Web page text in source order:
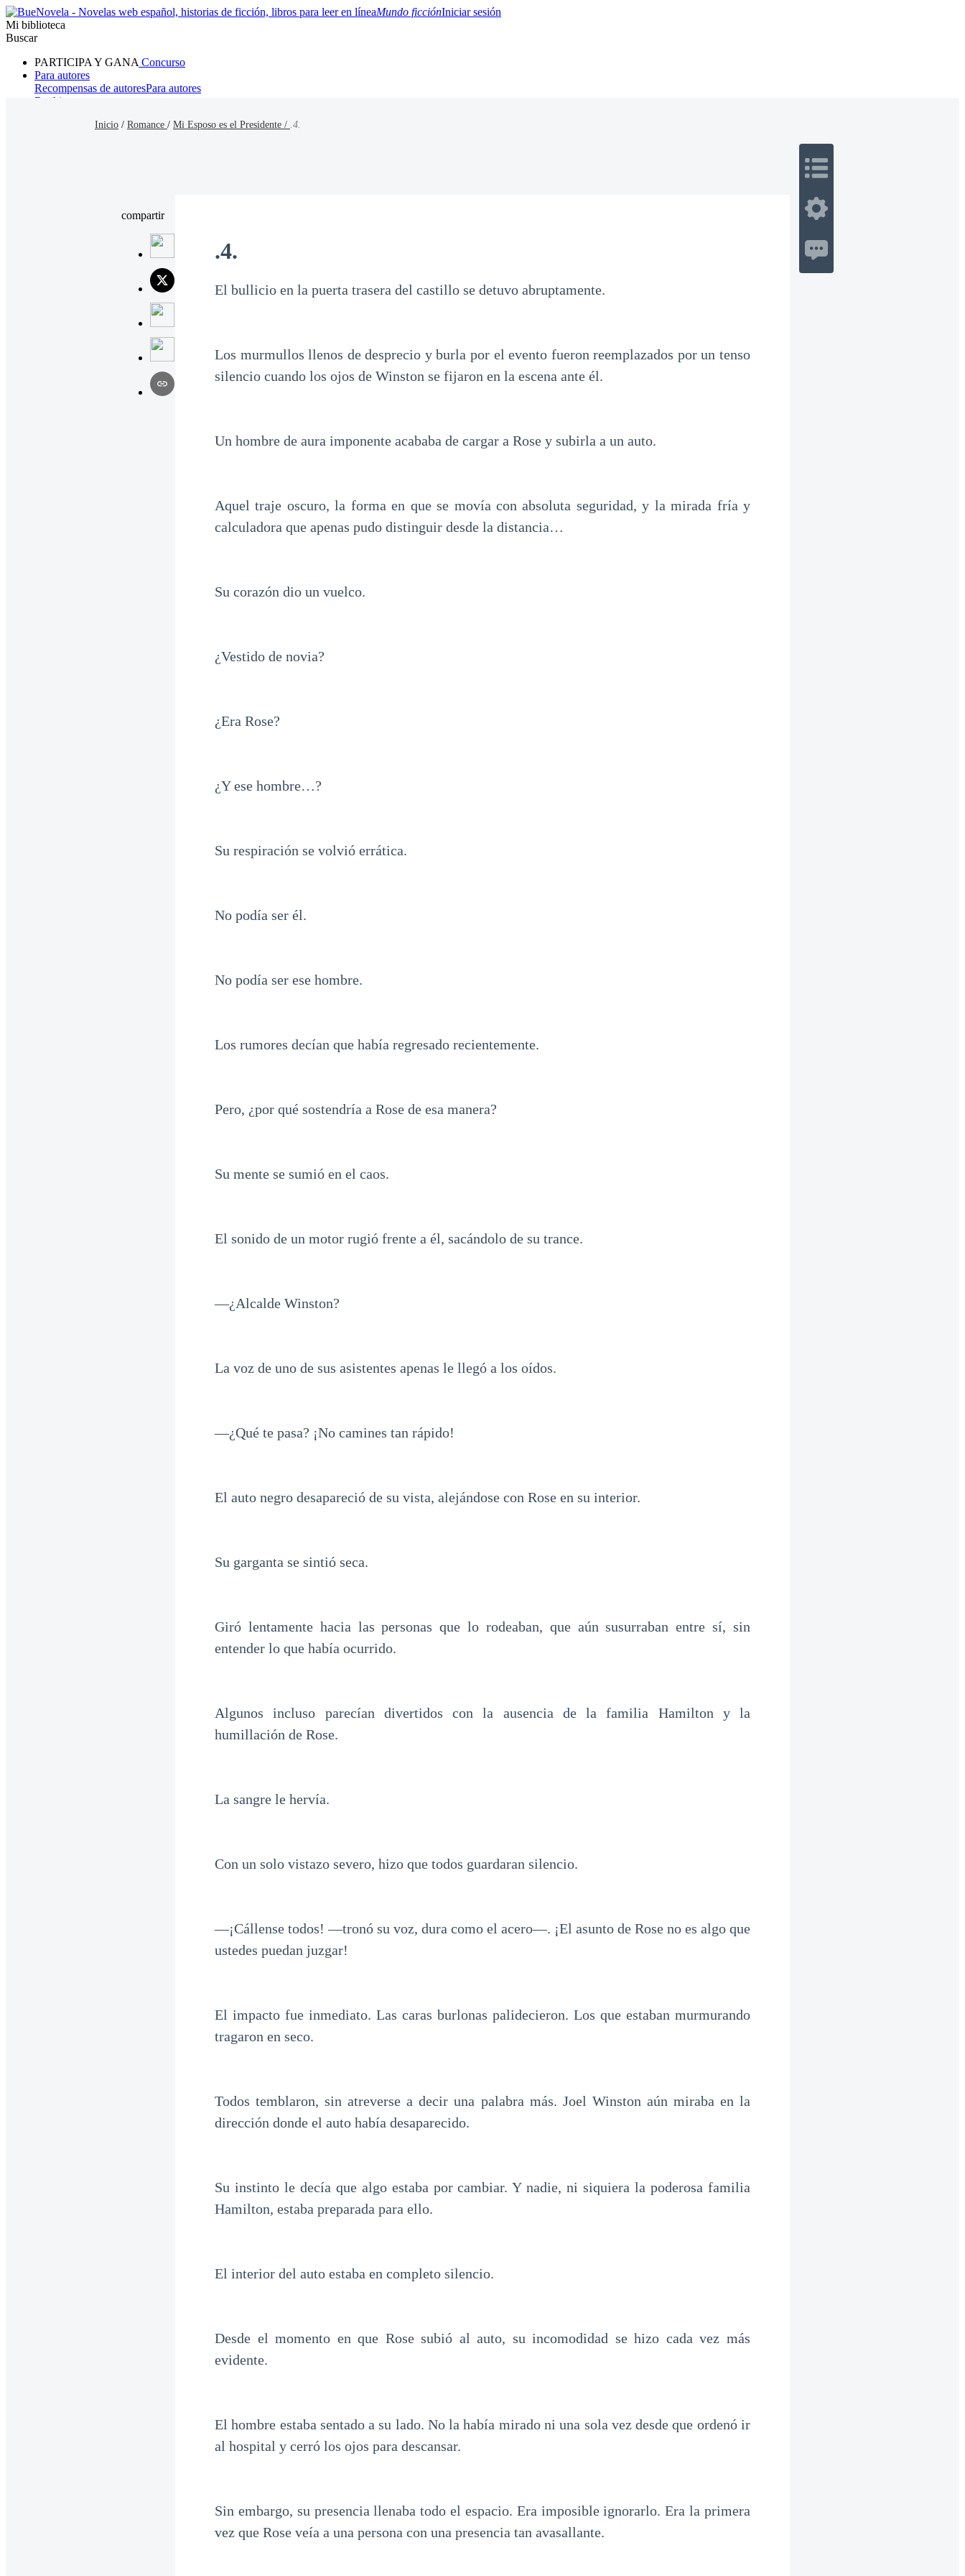
Mundo ficciónIniciar sesión
Mi biblioteca
Buscar
PARTICIPA Y GANA Concurso
Para autores
Recompensas de autoresPara autores
Ranking
Inicio / Romance / Mi Esposo es el Presidente / .4.
compartir
.4.
El bullicio en la puerta trasera del castillo se detuvo abruptamente.
Los murmullos llenos de desprecio y burla por el evento fueron reemplazados por un tenso
silencio cuando los ojos de Winston se fijaron en la escena ante él.
Un hombre de aura imponente acababa de cargar a Rose y subirla a un auto.
Aquel traje oscuro, la forma en que se movía con absoluta seguridad, y la mirada fría y
calculadora que apenas pudo distinguir desde la distancia…
Su corazón dio un vuelco.
¿Vestido de novia?
¿Era Rose?
¿Y ese hombre…?
Su respiración se volvió errática.
No podía ser él.
No podía ser ese hombre.
Los rumores decían que había regresado recientemente.
Pero, ¿por qué sostendría a Rose de esa manera?
Su mente se sumió en el caos.
El sonido de un motor rugió frente a él, sacándolo de su trance.
—¿Alcalde Winston?
La voz de uno de sus asistentes apenas le llegó a los oídos.
—¿Qué te pasa? ¡No camines tan rápido!
El auto negro desapareció de su vista, alejándose con Rose en su interior.
Su garganta se sintió seca.
Giró lentamente hacia las personas que lo rodeaban, que aún susurraban entre sí, sin
entender lo que había ocurrido.
Algunos incluso parecían divertidos con la ausencia de la familia Hamilton y la
humillación de Rose.
La sangre le hervía.
Con un solo vistazo severo, hizo que todos guardaran silencio.
—¡Cállense todos! —tronó su voz, dura como el acero—. ¡El asunto de Rose no es algo que
ustedes puedan juzgar!
El impacto fue inmediato. Las caras burlonas palidecieron. Los que estaban murmurando
tragaron en seco.
Todos temblaron, sin atreverse a decir una palabra más. Joel Winston aún miraba en la
dirección donde el auto había desaparecido.
Su instinto le decía que algo estaba por cambiar. Y nadie, ni siquiera la poderosa familia
Hamilton, estaba preparada para ello.
El interior del auto estaba en completo silencio.
Desde el momento en que Rose subió al auto, su incomodidad se hizo cada vez más
evidente.
El hombre estaba sentado a su lado. No la había mirado ni una sola vez desde que ordenó ir
al hospital y cerró los ojos para descansar.
Sin embargo, su presencia llenaba todo el espacio. Era imposible ignorarlo. Era la primera
vez que Rose veía a una persona con una presencia tan avasallante.